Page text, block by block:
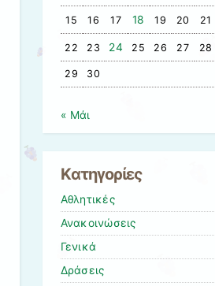
15 16 17 18 19 20 21
22 23 24 25 26 27 28
29 30
« Μάι
Kατηγορίες
Αθλητικές
Ανακοινώσεις
Γενικά
Δράσεις